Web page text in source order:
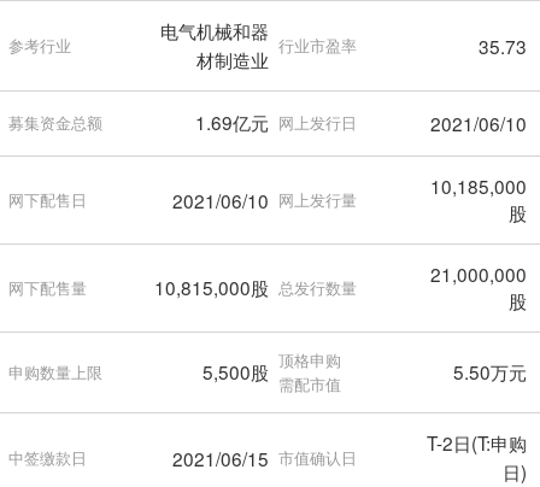
参考行业
电气机械和器
材制造业
行业市盈率 35.73
募集资金总额 1.69亿元 网上发行日 2021/06/10
网下配售日 2021/06/10 网上发行量
10,185,000
股
网下配售量 10,815,000股 总发行数量
21,000,000
股
申购数量上限 5,500股 顶格申购
需配市值
5.50万元
中签缴款日 2021/06/15 市值确认日
T-2日(T:申购
日)